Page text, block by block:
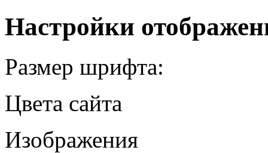
Настройки
Размер шрифта:
Цвета сайта
Изображения